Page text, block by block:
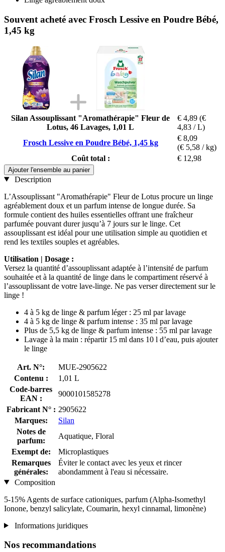
Souvent acheté avec Frosch Lessive en Poudre Bébé,
1,45 kg
Silan Assouplissant "Aromathérapie" Fleur de
Lotus, 46 Lavages, 1,01 L
€ 4,89 (€
4,83 / L)
Frosch Lessive en Poudre Bébé, 1,45 kg
€ 8,09
(€ 5,58 / kg)
Coût total :
€ 12,98
Ajouter l'ensemble au panier
Description
L’Assouplissant "Aromathérapie" Fleur de Lotus procure un linge
agréablement doux et un parfum intense de longue durée. Sa
formule contient des huiles essentielles offrant une fraîcheur
parfumée pouvant durer jusqu’à 7 jours sur le linge. Cet
assouplissant est idéal pour une utilisation simple au quotidien et
rend les textiles souples et agréables.
Utilisation | Dosage :
Versez la quantité d’assouplissant adaptée à l’intensité de parfum
souhaitée et à la quantité de linge dans le compartiment réservé à
l’assouplissant de votre lave-linge. Ne pas verser directement sur le
linge !
4 à 5 kg de linge & parfum léger : 25 ml par lavage
4 à 5 kg de linge & parfum intense : 35 ml par lavage
Plus de 5,5 kg de linge & parfum intense : 55 ml par lavage
Lavage à la main : répartir 15 ml dans 10 l d’eau, puis ajouter
le linge
Art. N°:
MUE-2905622
Contenu :
1,01 L
Code-barres
EAN :
9000101585278
Fabricant N° : 2905622
Marques:
Silan
Notes de
parfum:
Aquatique, Floral
Exempt de:
Microplastiques
Remarques
générales:
Éviter le contact avec les yeux et rincer
abondamment à l'eau si nécessaire.
Composition
5-15% Agents de surface cationiques, parfum (Alpha-Isomethyl
Ionone, benzyl salicylate, Coumarin, hexyl cinnamal, limonène)
Informations juridiques
Nos recommandations